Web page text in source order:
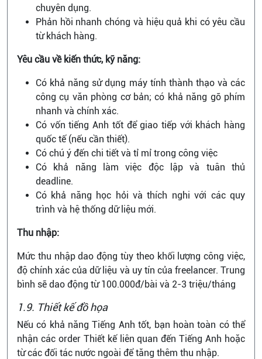
chuyên dụng.
Phản hồi nhanh chóng và hiệu quả khi có yêu cầu
từ khách hàng.
Yêu cầu về kiến thức, kỹ năng:
Có khả năng sử dụng máy tính thành thạo và các
công cụ văn phòng cơ bản; có khả năng gõ phím
nhanh và chính xác.
Có vốn tiếng Anh tốt để giao tiếp với khách hàng
quốc tế (nếu cần thiết).
Có chú ý đến chi tiết và tỉ mỉ trong công việc
Có khả năng làm việc độc lập và tuân thủ
deadline.
Có khả năng học hỏi và thích nghi với các quy
trình và hệ thống dữ liệu mới.
Thu nhập:
Mức thu nhập dao động tùy theo khối lượng công việc,
độ chính xác của dữ liệu và uy tín của freelancer. Trung
bình sẽ dao động từ 100.000đ/bài và 2-3 triệu/tháng
1.9. Thiết kế đồ họa
Nếu có khả năng Tiếng Anh tốt, bạn hoàn toàn có thể
nhận các order Thiết kế liên quan đến Tiếng Anh hoặc
từ các đối tác nước ngoài để tăng thêm thu nhập.